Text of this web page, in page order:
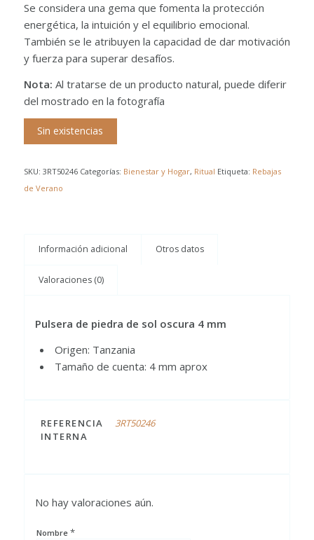
Se considera una gema que fomenta la protección
energética, la intuición y el equilibrio emocional.
También se le atribuyen la capacidad de dar motivación
y fuerza para superar desafíos.
Nota: Al tratarse de un producto natural, puede diferir
del mostrado en la fotografía
Sin existencias
SKU: 3RT50246 Categorías: Bienestar y Hogar, Ritual Etiqueta: Rebajas
de Verano
Información adicional Otros datos
Valoraciones (0)
Pulsera de piedra de sol oscura 4 mm
Origen: Tanzania
Tamaño de cuenta: 4 mm aprox
REFERENCIA
INTERNA
3RT50246
No hay valoraciones aún.
Nombre *